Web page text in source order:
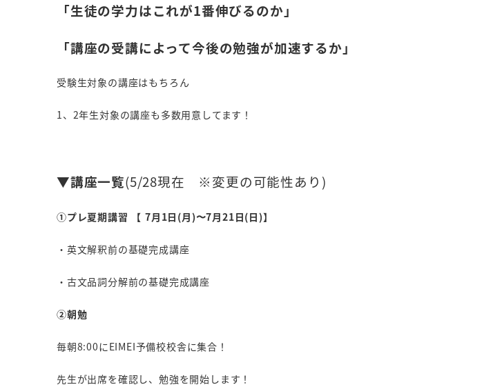
「生徒の学力はこれが1番伸びるのか」
「講座の受講によって今後の勉強が加速するか」
受験生対象の講座はもちろん
1、2年生対象の講座も多数用意してます！
▼講座一覧(5/28現在 ※変更の可能性あり)
①プレ夏期講習 【 7月1日(月)〜7月21日(日)】
・英文解釈前の基礎完成講座
・古文品詞分解前の基礎完成講座
②朝勉
毎朝8:00にEIMEI予備校校舎に集合！
先生が出席を確認し、勉強を開始します！